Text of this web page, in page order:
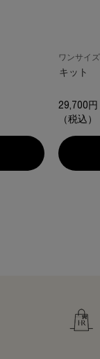
リチュアル ケア イン ク
ワンサイ
キット
29,700円
（税込）